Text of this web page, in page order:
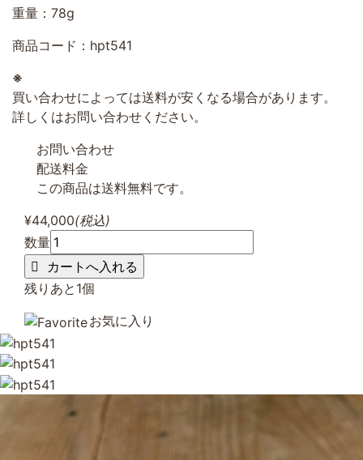
重量：78g
商品コード：hpt541
※
買い合わせによっては送料が安くなる場合があります。
詳しくはお問い合わせください。
お問い合わせ
配送料金
この商品は送料無料です。
¥44,000(税込)
数量
残りあと 1個
お気に入り